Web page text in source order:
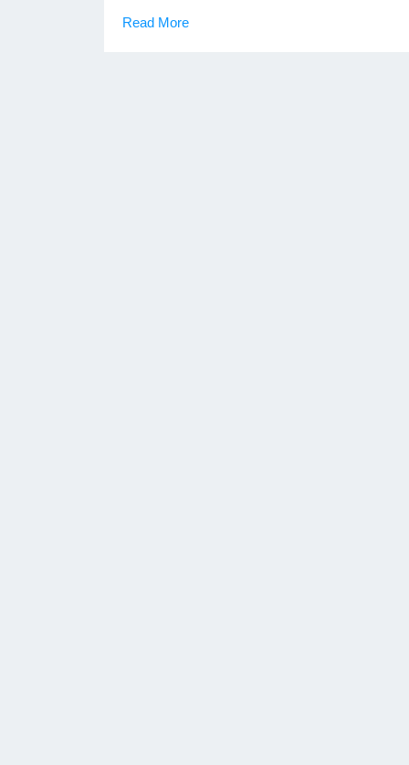
Read More